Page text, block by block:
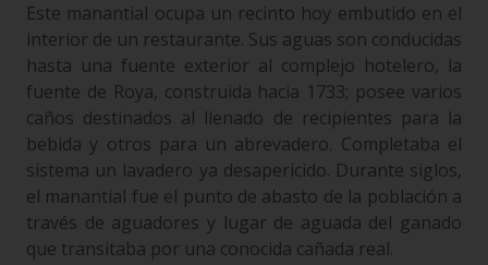
Este manantial ocupa un recinto hoy embutido en el
interior de un restaurante. Sus aguas son conducidas
hasta una fuente exterior al complejo hotelero, la
fuente de Roya, construida hacia 1733; posee varios
caños destinados al llenado de recipientes para la
bebida y otros para un abrevadero. Completaba el
sistema un lavadero ya desapericido. Durante siglos,
el manantial fue el punto de abasto de la población a
través de aguadores y lugar de aguada del ganado
que transitaba por una conocida cañada real.